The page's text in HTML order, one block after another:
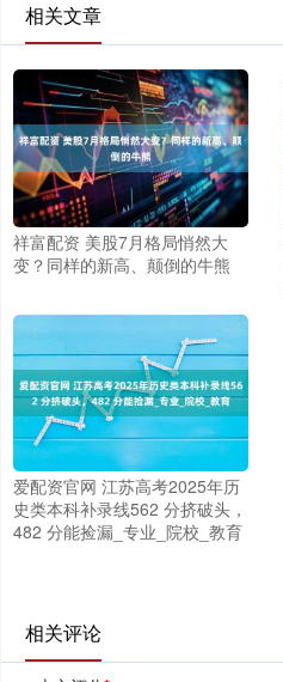
相关文章
祥富配资 美股7月格局悄然大
变？同样的新高、颠倒的牛熊
爱配资官网 江苏高考2025年历
史类本科补录线562 分挤破头，
482 分能捡漏_专业_院校_教育
相关评论